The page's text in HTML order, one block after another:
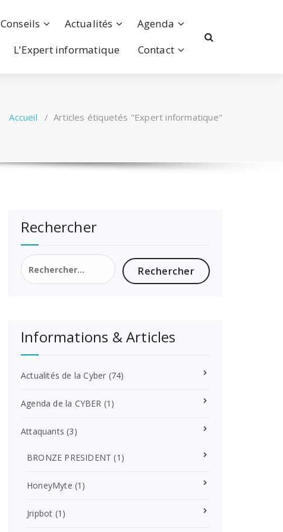
Conseils Actualités
Agenda
L’Expert informatique
Contact
Accueil / Articles étiquetés "Expert informatique"
Rechercher
Rechercher :
Informations & Articles
Actualités de la Cyber (74)
Agenda de la CYBER (1)
Attaquants (3)
BRONZE PRESIDENT (1)
HoneyMyte (1)
Jripbot (1)